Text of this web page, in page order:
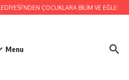
ÇOCUKLARA BİLİM VE EĞLENCE
Menu